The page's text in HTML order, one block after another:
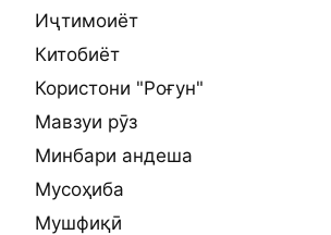
Иҷтимоиёт
Китобиёт
Користони "Роғун"
Мавзуи рӯз
Минбари андеша
Мусоҳиба
Мушфиқӣ